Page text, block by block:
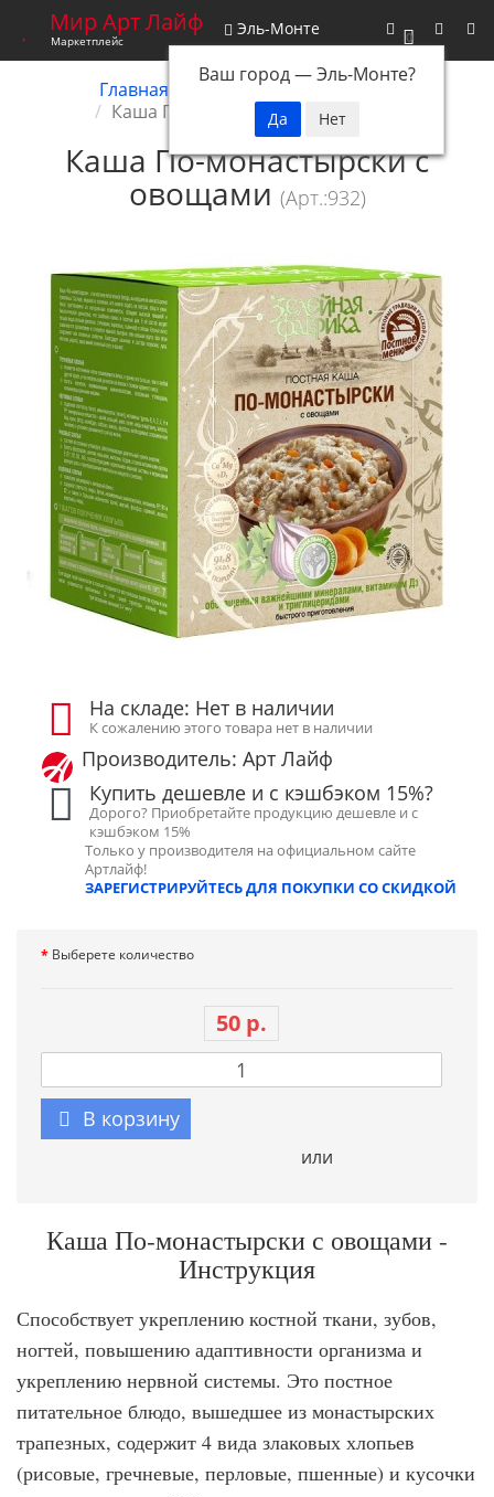
0
Мир Арт Лайф
Маркетплейс
Эль-Монте
Ваш город —Эль-Монте?
Главная
Снятые с производства
Каша По-монастырски с овощами
Каша По-монастырски с
овощами (Арт.:932)
На складе: Нет в наличии
К сожалению этого товара нет в наличии
Производитель: Арт Лайф
Купить дешевле и с кэшбэком 15%?
Дорого? Приобретайте продукцию дешевле и с
кэшбэком 15%
Только у производителя на официальном сайте
Артлайф!
ЗАРЕГИСТРИРУЙТЕСЬ ДЛЯ ПОКУПКИ СО СКИДКОЙ
Выберете количество
50 р.
В корзину
или
Каша По-монастырски с овощами -
Инструкция
Способствует укреплению костной ткани, зубов,
ногтей, повышению адаптивности организма и
укреплению нервной системы. Это постное
питательное блюдо, вышедшее из монастырских
трапезных, содержит 4 вида злаковых хлопьев
(рисовые, гречневые, перловые, пшенные) и кусочки